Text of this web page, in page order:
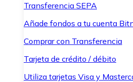
Transferencia SEPA
Añade fondos a tu cuenta
Comprar con Transferencia
Tarjeta de crédito / débito
Utiliza tarjetas Visa y